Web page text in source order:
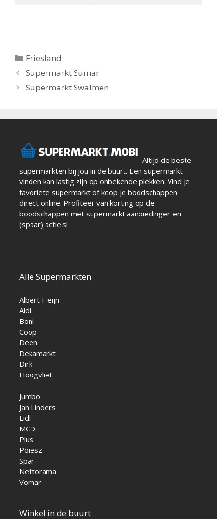
Categorieën
Friesland
Berichtnavigatie
Supermarkt Sumar
Supermarkt Swalmen
Altijd de beste
supermarkten bij jou in de buurt. Een supermarkt
vinden kan lastig zijn op onbekende plekken. Vind je
favoriete supermarkt of koop je boodschappen
direct online. Profiteer van korting op de
boodschappen met supermarkt aanbiedingen en
(spaar) actie's!
Alle Supermarkten
Albert Heijn
Aldi
Boni
Coop
Deen
Dekamarkt
Dirk
Hoogvliet
Jumbo
Jan Linders
Lidl
MCD
Plus
Poiesz
Spar
Nettorama
Vomar
Winkel in de buurt